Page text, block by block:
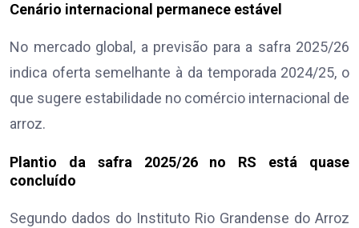
Cenário internacional permanece estável
No mercado global, a previsão para a safra 2025/26
indica oferta semelhante à da temporada 2024/25, o
que sugere estabilidade no comércio internacional de
arroz.
Plantio da safra 2025/26 no RS está quase
concluído
Segundo dados do Instituto Rio Grandense do Arroz